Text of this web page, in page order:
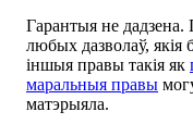
Гарантыя не дадзена.
любых дазволаў, якія
іншыя правы такія як
маральныя правы
матэрыяла.